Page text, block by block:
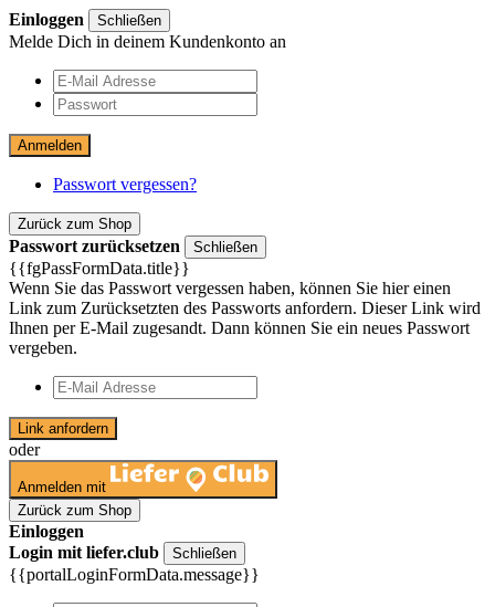
Einloggen Schließen
Melde Dich in deinem Kundenkonto an
Anmelden
Passwort vergessen?
Zurück zum Shop
Passwort zurücksetzen Schließen
{{fgPassFormData.title}}
Wenn Sie das Passwort vergessen haben, können Sie hier einen
Link zum Zurücksetzten des Passworts anfordern. Dieser Link wird
Ihnen per E-Mail zugesandt. Dann können Sie ein neues Passwort
vergeben.
Link anfordern
oder
Anmelden mit
Zurück zum Shop
Einloggen
Login mit liefer.club
Schließen
{{portalLoginFormData.message}}